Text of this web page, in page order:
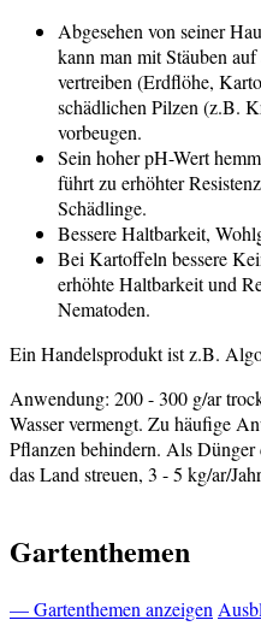
Abgesehen von seiner
kann man mit Stäuben
vertreiben (Erdflöhe,
schädlichen Pilzen (z.B.
vorbeugen.
Sein hoher pH-Wert
führt zu erhöhter
Schädlinge.
Bessere Haltbarkeit,
Bei Kartoffeln bessere
erhöhte Haltbarkeit und
Nematoden.
Ein Handelsprodukt ist z.B.
Anwendung: 200 - 300 g/ar
Wasser vermengt. Zu häufige
Pflanzen behindern. Als
das Land streuen, 3 - 5 kg/ar/
Gartenthemen
— Gartenthemen anzeigen